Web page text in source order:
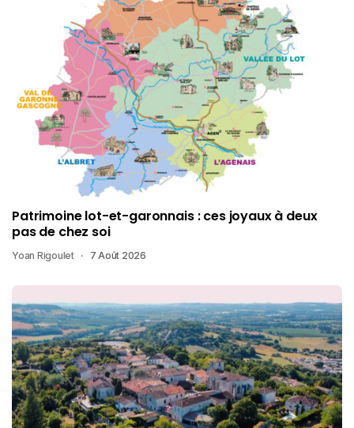
Patrimoine lot-et-garonnais : ces joyaux à deux
pas de chez soi
Yoan Rigoulet 7 Août 2026